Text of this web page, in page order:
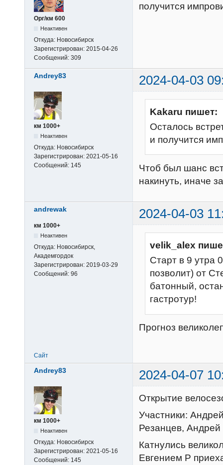
Орг/км 600
Неактивен
Откуда: Новосибирск
Зарегистрирован: 2015-04-26
Сообщений: 309
получится
Andrey83 2024-04-03
км 1000+
Неактивен
Откуда: Новосибирск
Зарегистрирован: 2021-05-16
Сообщений: 145
Kakaru пишет:
Осталось
и получится
Чтоб был шанс
накинуть, иначе
andrewak 2024-04-03
км 1000+
Неактивен
Откуда: Новосибирск,
Академгордок
Зарегистрирован: 2019-03-29
Сообщений: 96
velik_alex
Старт в 9 утра
позволит) от
батонный,
гастротур!
Прогноз
Сайт
Andrey83 2024-04-07
км 1000+
Неактивен
Откуда: Новосибирск
Зарегистрирован: 2021-05-16
Сообщений: 145
Открытие
Участники:
Резанцев,
Катнулись
Евгением Р